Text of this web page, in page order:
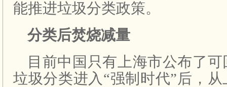
能推进垃圾分类政策。
分类后焚烧减量
目前中国只有上海市公布了
垃圾分类进入“强制时代”后，